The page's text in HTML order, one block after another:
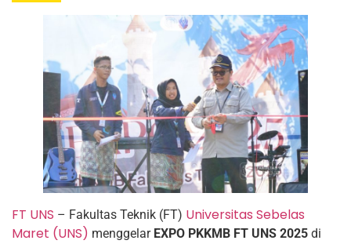
FT UNS – Fakultas Teknik (FT) Universitas Sebelas
Maret (UNS) menggelar EXPO PKKMB FT UNS 2025 di